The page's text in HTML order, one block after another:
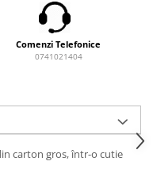
Comenzi Telefonice
0741021404
carton gros, într-o cutie